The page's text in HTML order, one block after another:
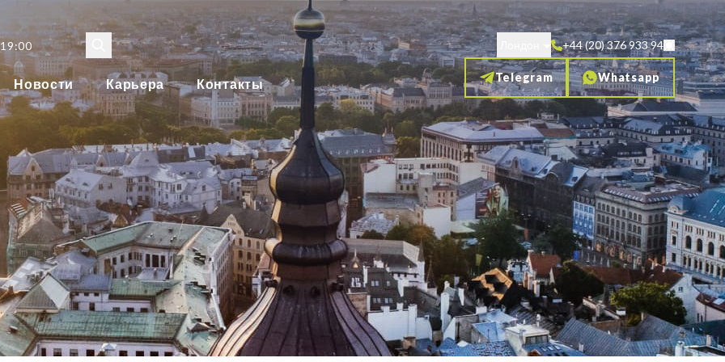
Новости Карьера Контакты
+44 (20) 376 933 94
Telegram Whatsapp